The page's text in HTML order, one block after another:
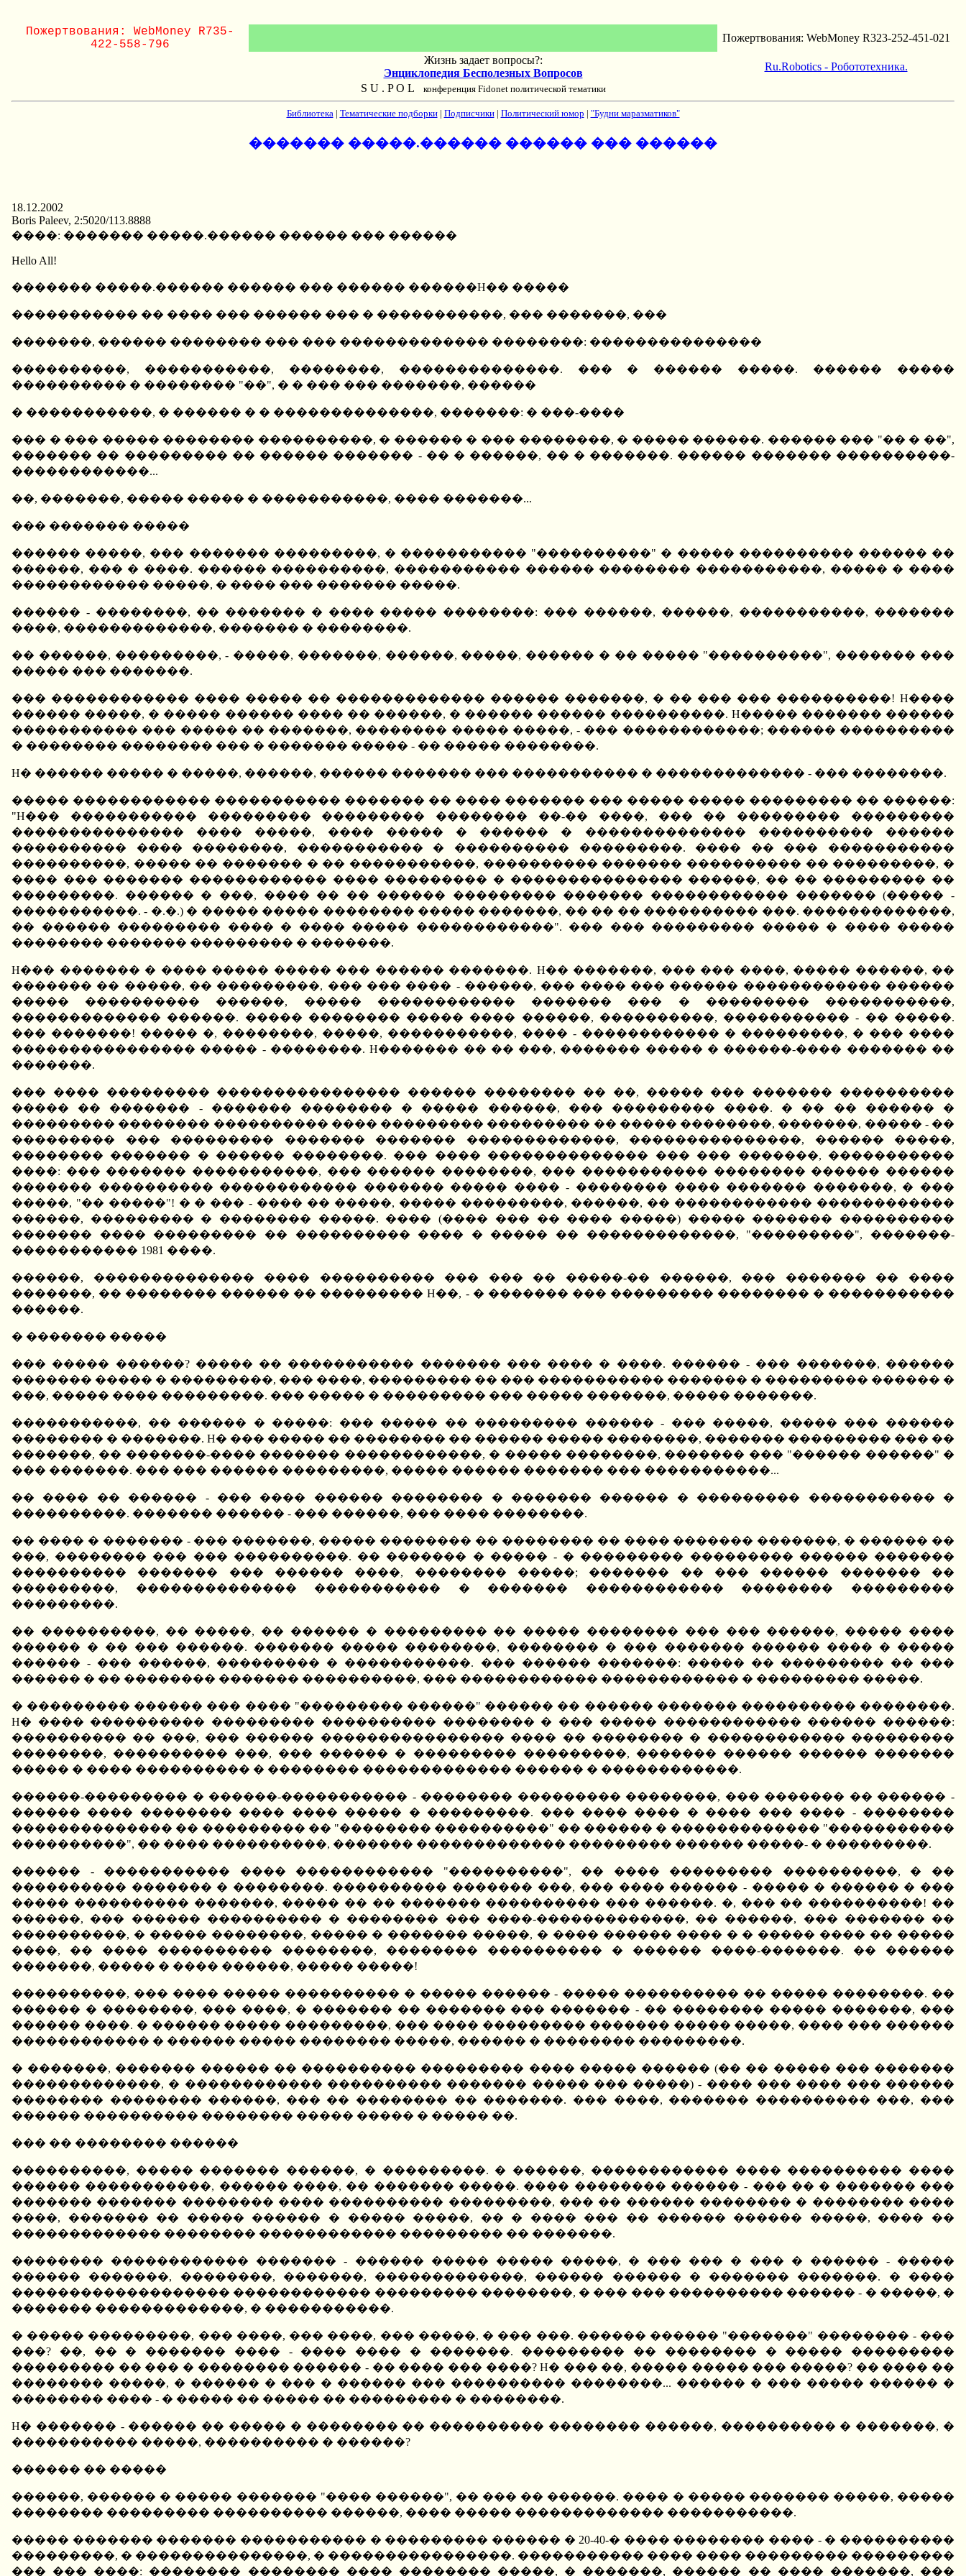
Пожертвования: WebMoney R735-
422-558-796
Пожертвования: WebMoney R323-252-451-021
Жизнь задает вопросы?:
Энциклопедия Бесполезных Вопросов
Ru.Robotics - Робототехника.
S U . P O L конференция Fidonet политической тематики
Библиотека| Тематические подборки| Подписчики| Политический юмор | "Будни маразматиков"
������� �����.������ ������ ��� ������
18.12.2002
Boris Paleev, 2:5020/113.8888
����: ������� �����.������ ������ ��� ������
Hello All!
������� �����.������ ������ ��� ������ ������H�� �����
����������� �� ���� ��� ������ ��� � �����������, ��� �������, ���
�������, ������ �������� ��� ��� ������������� ��������: ���������������
����������, �����������, ��������, ��������������. ��� � ������ �����. ������ �����
���������� � �������� "��", � � ��� ��� �������, ������
� �����������, � ������ � � ��������������, �������: � ���-����
��� � ��� ����� �������� ����������, � ������ � ��� ��������, � ����� ������. ������ ��� "�� � ��",
������� �� ��������� �� ������ ������� - �� � ������, �� � �������. ������ ������� ����������-
������������...
��, �������, ����� ����� � �����������, ���� �������...
��� ������� �����
������ �����, ��� ������� ���������, � ����������� "����������" � ����� ���������� ������ ��
������, ��� � ����. ������ ����������, ����������� ������ �������� �����������, ����� � ����
������������ �����, � ���� ��� ������� �����.
������ - ��������, �� ������� � ���� ����� ��������: ��� ������, ������, �����������, �������
����, �������������, ������� � ��������.
�� ������, ���������, - �����, �������, ������, �����, ������ � �� ����� "����������", ������� ���
����� ��� �������.
��� ������������ ���� ����� �� ������������� ������ �������, � �� ��� ��� ����������! H����
������ �����, � ����� ������ ���� �� ������, � ������ ������ ����������. H����� ������� ������
����������� ��� ����� �� �������, �������� ����� �����, - ��� ������������; ������ ����������
� �������� �������� ��� � ������� ����� - �� ����� ��������.
H� ������ ����� � �����, ������, ������ ������� ��� ����������� � ������������� - ��� ��������.
����� ������������ ����������� ������� �� ���� ������� ��� ����� ����� ��������� �� ������:
"H��� ����������� ��������� ��������� �������� ��-�� ����, ��� �� ��������� ���������
��������������� ���� �����, ���� ����� � ������ � �������������� ���������� ������
���������� ���� ��������, ����������� � ���������� ���������. ���� �� ��� �����������
����������, ����� �� ������� � �� �����������, ���������� ������� ���������� �� ���������, �
���� ��� ������� ������������ ���� ��������� � ��������������� ������, �� �� ��������� ��
���������. ������ � ���, ���� �� �� ������ ��������� ������� ������������ ������� (����� -
�����������. - �.�.) � ����� ����� �������� ����� �������, �� �� �� ���������� ���. �������������,
�� ������ ��������� ���� � ���� ����� ������������". ��� ��� ��������� ����� � ���� �����
�������� ������� ��������� � �������.
H��� ������� � ���� ����� ����� ��� ������ �������. H�� �������, ��� ��� ����, ����� ������, ��
������� �� �����, �� ���������, ��� ��� ���� - ������, ��� ���� ��� ������ ������������ ������
����� ���������� ������, ����� ������������ ������� ��� � ��������� �����������,
������������� ������. ����� �������� ����� ���� ������, ����������, ����������� - �� �����.
��� �������! ����� �, ��������, �����, �����������, ���� - ������������ � ���������, � ��� ����
���������������� ����� - ��������. H������� �� �� ���, ������� ����� � ������-���� ������� ��
�������.
��� ���� ��������� ���������������� ������ �������� �� ��, ����� ��� ������� ����������
����� �� ������� - ������� �������� � ����� ������, ��� ��������� ����. � �� �� ������ �
��������� �������� ���������� ���� ��������� ��������� �� ����� ��������, �������, ����� - ��
��������� ��� ��������� ������� ������� �������������, ���������������, ������ �����,
�������� ������� � ������ ��������. ��� ���� �������������� ��� ��� �������, �����������
����: ��� ������� �����������, ��� ������ ��������, ��� ����������� �������� ������ ������
������� ���������� ������������ ������� ����� ���� - �������� ���� ������� �������, � ���
�����, "�� �����"! � � ��� - ���� �� �����, ����� ���������, ������, �� ������������ ������������
������, ��������� � �������� �����. ���� (���� ��� �� ���� �����) ����� ������� ����������
������� ���� ��������� �� ���������� ���� � ����� �� �������������, "���������", �������-
����������� 1981 ����.
������, �������������� ���� ���������� ��� ��� �� �����-�� ������, ��� ������� �� ����
�������, �� �������� ������ �� ��������� H��, - � ������� ��� ��������� �������� � �����������
������.
� ������� �����
��� ����� ������? ����� �� ����������� ������� ��� ���� � ����. ������ - ��� �������, ������
������� ����� � ���������, ��� ����, ��������� �� ��� ����������� ������� � ��������� ������ �
���, ����� ���� ���������. ��� ����� � ��������� ��� ����� �������, ����� �������.
�����������, �� ������ � �����: ��� ����� �� ��������� ������ - ��� �����, ����� ��� ������
�������� � �������. H� ��� ����� �� �������� �� ������ ����� ��������, ������� ��������� ��� ��
�������, �� �������-���� ������� ������������, � ����� ��������, ������� ��� "������ ������" �
��� �������. ��� ��� ������ ���������, ����� ������ ������� ��� �����������...
�� ���� �� ������ - ��� ���� ������ �������� � ������� ������ � ��������� ����������� �
����������. ������� ������ - ��� ������, ��� ���� ��������.
�� ���� � ������� - ��� �������, ����� �������� �� �������� �� ���� ������� �������, � ������ ��
���, �������� ��� ��� ����������. �� ������� � ����� - � ��������� ��������� ������ �������
���������� ������� ��� ������ ����, �������� �����; ������� �� ��� ������ ������� ��
���������, �������������� ����������� � ������� ������������ �������� ���������
���������.
�� ����������, �� �����, �� ������ � ��������� �� ����� �������� ��� ��� ������, ����� ����
������ � �� ��� ������. ������� ����� ��������, �������� � ��� ������� ������ ���� � �����
������ - ��� ������, ��������� � �����������. ��� ������ �������: ����� �� ��������� �� ���
������ � �� �������� ������� ����������, ��� ������������ ������������ � ��������� �����.
� ��������� ������ ��� ���� "��������� ������" ������ �� ������ ������� ���������� ��������.
H� ���� ���������� ��������� ���������� �������� � ��� ����� ������������ ������ ������:
���������� �� ���, ��� ������ ���������������� ���� �� �������� � ������������ ���������
��������, ���������� ���, ��� ������ � ��������� ���������, ������� ������ ������ �������
����� � ���� ���������� � �������� ������������� ������ � ������������.
������-��������� � ������-����������� - �������� ��������� ��������, ��� ������� �� ������ -
������ ���� �������� ���� ���� ����� � ���������. ��� ���� ���� � ���� ��� ���� - ��������
�������������� �� ��������� �� "�������� ����������" �� ������ � ������������� "�����������
����������", �� ���� ����������, ������� ������������� ��������� ������ �����- � ���������.
������ - ����������� ���� ������������ "����������", �� ���� ��������� ����������, � ��
���������� ������� � ��������. ���������� ������� ���, ��� ���� ������ - ����� � ������ � ���
����� ���������� �������, ����� �� �� ������� ���������� ��� ������. �, ��� �� ����������! ��
������, ��� ������ ���������� � �������� ��� ����-�������������, �� ������, ��� ������� ��
����������, � ����� ��������, ����� � ������� �����, � ���� ������ ���� � � ����� ���� �� �����
����, �� ���� ���������� ��������, �������� ���������� � ������ ����-�������. �� ������
�������, ����� � ���� ������, ����� �����!
����������, ��� ���� ����� ���������� � ����� ������ - ����� ���������� �� ����� ��������. ��
������ � ��������, ��� ����, � ������� �� ������� ��� ������� - �� �������� ����� �������, ���
������ ����. � ������ ����� ���������, ��� ���� ��������� ������� ����� �����, ���� ��� ������
������������ � ������ ����� �������� �����, ������ � �������� ���������.
� �������, ������� ������ �� ���������� ��������� ���� ����� ������ (�� �� ����� ��� �������
�������������, � ������������ ���������� ������� ����� ��� �����) - ���� ��� ���� ��� ������
�������� �������� ������, ��� �� �������� �� �������. ��� ����, ������� ���������� ���, ���
������ ���������� �������� ����� ����� � ����� ��.
��� �� �������� ������
����������, ����� ������� ������, � ���������. � ������, ������������ ���� ���������� ����
������ �����������, ������ ����, �� ������� �����. ���� �������� ������ - ��� �� � ������� ���
������� ������� �������� ���� ���������� ���������, ��� �� ������ �������� � �������� ����
����, ������� �� ����� ������ � ����� �����, �� � ���� ��� �� ������ ������ �����, ���� ��
������������� �������� ������������ ��������� �� �������.
�������� ������������ ������� - ������ ����� ����� �����, � ��� ��� � ��� � ������ - �����
������ �������, ��������, �������, �������������, ������ ������ � ������� �������. � ����
������������������� ������������ ��������� ��������, � ��� ��� ���������� ������ - � �����, �
������� �������������, � �����������.
� ����� ���������, ��� ����, ��� ����, ��� �����, � ��� ���. ������ ������ "�������" �������� - ���
���? ��, �� � ������� ���� - ���� ���� � �������. ��������� �� �������� � ����� ���������
��������� �� ��� � �������� ������ - �� ���� ��� ����? H� ��� ��, ����� ����� ��� �����? �� ���� ��
�������� �����, � ������ � ��� � ������ ��� ���������� ��������... ������ � ��� ����� ������ �
�������� ���� - � ����� �� ����� �� ��������� � ��������.
H� ������� - ������ �� ����� � �������� �� ���������� �������� ������, ���������� � �������, �
����������� �����, ���������� � ������?
������ �� �����
������, ������ � ����� ������� "���� ������", �� ��� �� ������. ���� � ����� ������� �����, �����
�������� ��������� ���������� ������, ���� ����� ������������� �����������.
����� ������� ������� ����������� � ��������� ������ � 20-40-� ���� �������� ���� - � ����������
���������, � ���������������, � ����������������. ����������� ���� ���� ��������� ���������
��� ��� ����: �������� �������� ���� �������� �����, � �������, ������ �� ���� �������, ���